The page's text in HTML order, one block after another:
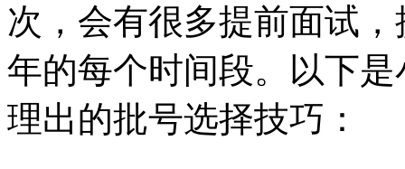
次，会有很多提前面试
年的每个时间段。以下
理出的批号选择技巧：